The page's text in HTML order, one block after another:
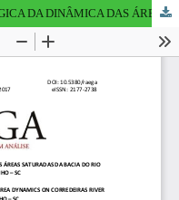
SIMULAÇÃO HIDROGEOMORFOLÓGICA DA DINÂMICA DAS ÁREAS SATURADAS DA BACIA DO RIO CORREDEIRAS, RIO NEGRINHO - SC